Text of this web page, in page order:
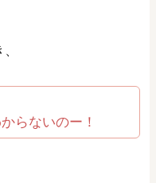
らないのー！